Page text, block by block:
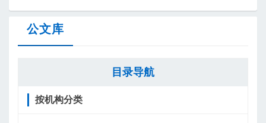
公文库
目录导航
按机构分类